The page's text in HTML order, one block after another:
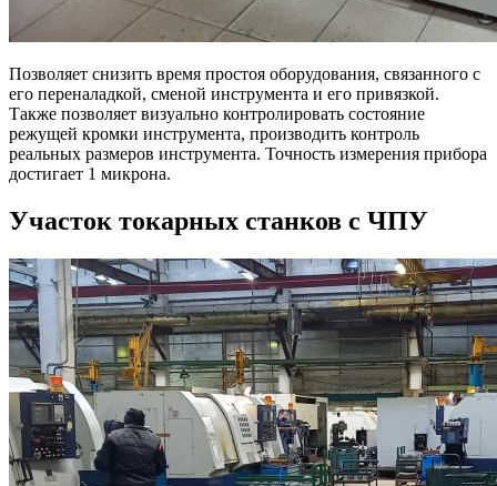
Позволяет снизить время простоя оборудования, связанного с
его переналадкой, сменой инструмента и его привязкой.
Также позволяет визуально контролировать состояние
режущей кромки инструмента, производить контроль
реальных размеров инструмента. Точность измерения прибора
достигает 1 микрона.
Участок токарных станков с ЧПУ